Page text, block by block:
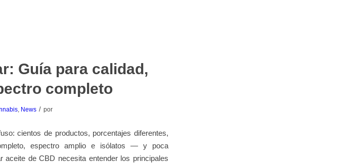
Guía para calidad,
completo
, News / por
cientos de productos, porcentajes diferentes,
espectro amplio e isólatos — y poca
aceite de CBD necesita entender los principales